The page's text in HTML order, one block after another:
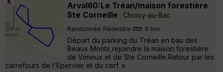
Arval60:Le Tréan/maison forestière
Ste Corneille
Choisy-au-Bac
Randonnée Pédestre 6 km
Départ du parking du Tréan en bas des
Beaux Monts,rejoindre la maison forestiére
de Vimeux et de Ste Corneille.Retour par les
carrefours de l'Epervier et du cerf. »